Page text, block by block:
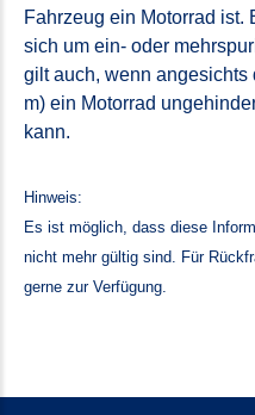
Fahrzeug ein Motorrad ist.
sich um ein- oder
gilt auch, wenn angesichts
m) ein Motorrad
kann.
Hinweis:
Es ist möglich, dass diese
nicht mehr gültig sind. Für
gerne zur Verfügung.